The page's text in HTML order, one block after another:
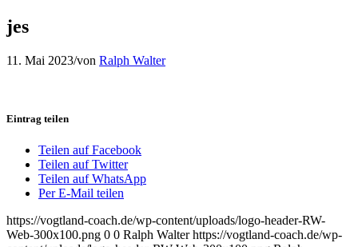
jes
11. Mai 2023/von Ralph Walter
Eintrag teilen
Teilen auf Facebook
Teilen auf Twitter
Teilen auf WhatsApp
Per E-Mail teilen
https://vogtland-coach.de/wp-content/uploads/logo-header-RW-
Web-300x100.png 0 0 Ralph Walter https://vogtland-coach.de/wp-